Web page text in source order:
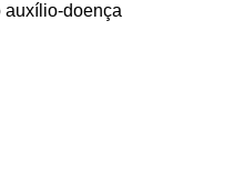
auxílio-doença